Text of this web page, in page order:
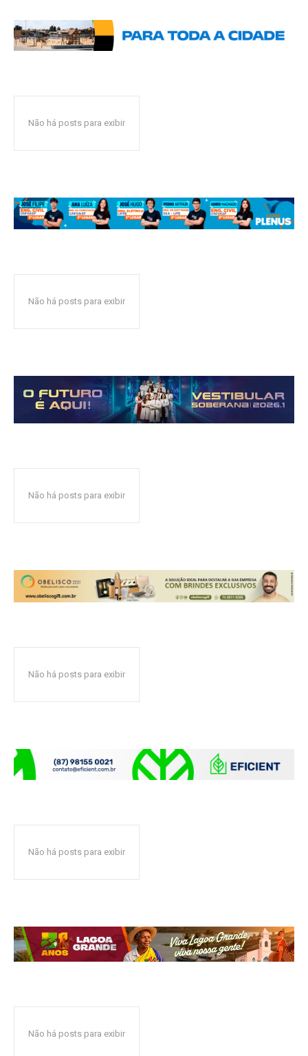
Não há posts para exibir
Não há posts para exibir
Não há posts para exibir
Não há posts para exibir
Não há posts para exibir
Não há posts para exibir